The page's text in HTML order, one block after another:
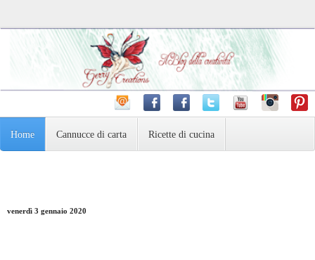
Home Cannucce di carta Ricette di cucina
venerdì 3 gennaio 2020